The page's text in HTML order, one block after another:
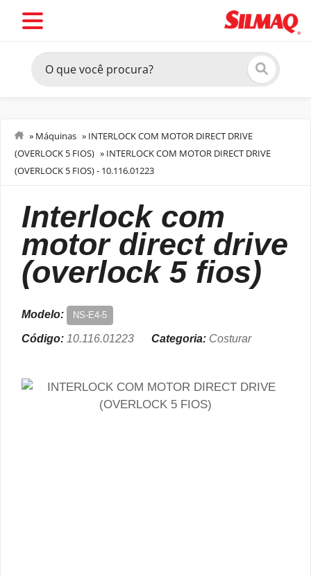
Costurar
» Máquinas » INTERLOCK COM MOTOR DIRECT DRIVE
(OVERLOCK 5 FIOS) » INTERLOCK COM MOTOR DIRECT DRIVE
(OVERLOCK 5 FIOS) - 10.116.01223
interlock com
motor direct drive
(overlock 5 fios)
Modelo: NS-E4-5
Código: 10.116.01223 Categoria: Costurar